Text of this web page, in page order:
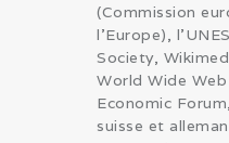
(Commission
l’Europe),
Society,
World Wide
Economic
suisse et